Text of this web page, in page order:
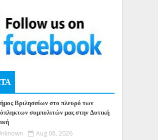
Βριλησσίων στο πλευρό των
συμπολιτών μας στην Δυτική
Aug 08, 2026